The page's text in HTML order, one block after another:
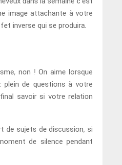
image attachante à votre
inverse qui se produira.
non ! On aime lorsque
plein de questions à votre
savoir si votre relation
de sujets de discussion, si
de silence pendant